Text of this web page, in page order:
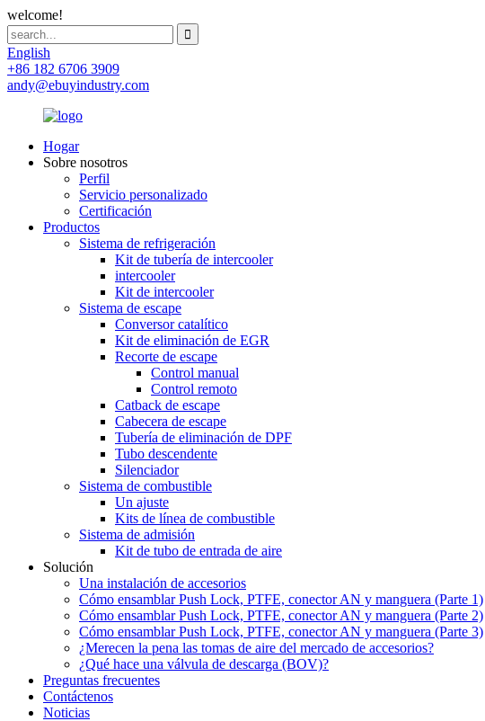
welcome!
English
+86 182 6706 3909
andy@ebuyindustry.com
Hogar
Sobre nosotros
Perfil
Servicio personalizado
Certificación
Productos
Sistema de refrigeración
Kit de tubería de intercooler
intercooler
Kit de intercooler
Sistema de escape
Conversor catalítico
Kit de eliminación de EGR
Recorte de escape
Control manual
Control remoto
Catback de escape
Cabecera de escape
Tubería de eliminación de DPF
Tubo descendente
Silenciador
Sistema de combustible
Un ajuste
Kits de línea de combustible
Sistema de admisión
Kit de tubo de entrada de aire
Solución
Una instalación de accesorios
Cómo ensamblar Push Lock, PTFE, conector AN y manguera (Parte 1)
Cómo ensamblar Push Lock, PTFE, conector AN y manguera (Parte 2)
Cómo ensamblar Push Lock, PTFE, conector AN y manguera (Parte 3)
¿Merecen la pena las tomas de aire del mercado de accesorios?
¿Qué hace una válvula de descarga (BOV)?
Preguntas frecuentes
Contáctenos
Noticias